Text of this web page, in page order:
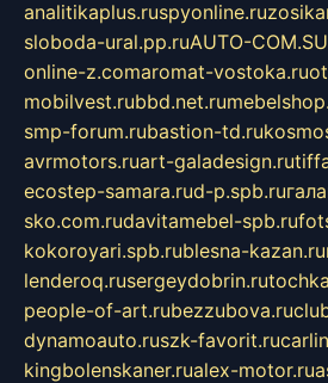
analitikaplus.ruspyonline.ru
sloboda-ural.pp.ruAUTO-COM.SU
online-z.comaromat-vostoka.ru
mobilvest.rubbd.net.ru
smp-forum.rubastion-td.ru
avrmotors.ruart-galadesign.ru
ecostep-samara.rud-p.spb.ru
sko.com.rudavitamebel-spb.ru
kokoroyari.spb.rublesna-kazan.ru
lenderoq.rusergeydobrin.ru
people-of-art.rubezzubova.ru
dynamoauto.ruszk-favorit.ru
kingbolenskaner.rualex-motor.ru